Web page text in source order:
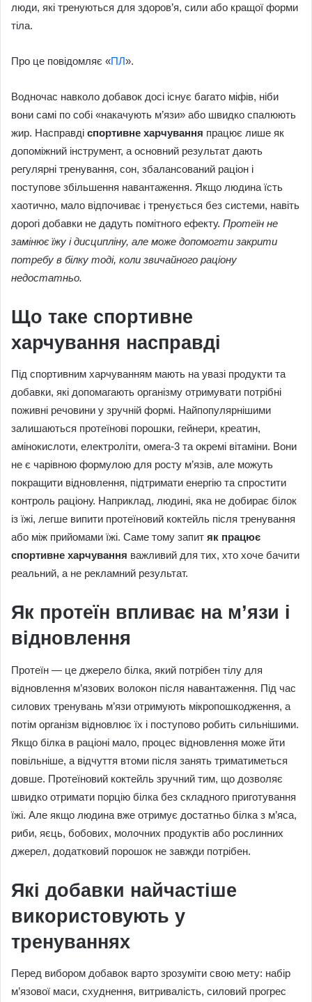
люди, які тренуються для здоров’я, сили або кращої форми
тіла.
Про це повідомляє «ПЛ».
Водночас навколо добавок досі існує багато міфів, ніби
вони самі по собі «накачують м’язи» або швидко спалюють
жир. Насправді спортивне харчування працює лише як
допоміжний інструмент, а основний результат дають
регулярні тренування, сон, збалансований раціон і
поступове збільшення навантаження. Якщо людина їсть
хаотично, мало відпочиває і тренується без системи, навіть
дорогі добавки не дадуть помітного ефекту. Протеїн не
замінює їжу і дисципліну, але може допомогти закрити
потребу в білку тоді, коли звичайного раціону
недостатньо.
Що таке спортивне
харчування насправді
Під спортивним харчуванням мають на увазі продукти та
добавки, які допомагають організму отримувати потрібні
поживні речовини у зручній формі. Найпопулярнішими
залишаються протеїнові порошки, гейнери, креатин,
амінокислоти, електроліти, омега-3 та окремі вітаміни. Вони
не є чарівною формулою для росту м’язів, але можуть
покращити відновлення, підтримати енергію та спростити
контроль раціону. Наприклад, людині, яка не добирає білок
із їжі, легше випити протеїновий коктейль після тренування
або між прийомами їжі. Саме тому запит як працює
спортивне харчування важливий для тих, хто хоче бачити
реальний, а не рекламний результат.
Як протеїн впливає на м’язи і
відновлення
Протеїн — це джерело білка, який потрібен тілу для
відновлення м’язових волокон після навантаження. Під час
силових тренувань м’язи отримують мікропошкодження, а
потім організм відновлює їх і поступово робить сильнішими.
Якщо білка в раціоні мало, процес відновлення може йти
повільніше, а відчуття втоми після занять триматиметься
довше. Протеїновий коктейль зручний тим, що дозволяє
швидко отримати порцію білка без складного приготування
їжі. Але якщо людина вже отримує достатньо білка з м’яса,
риби, яєць, бобових, молочних продуктів або рослинних
джерел, додатковий порошок не завжди потрібен.
Які добавки найчастіше
використовують у
тренуваннях
Перед вибором добавок варто зрозуміти свою мету: набір
м’язової маси, схуднення, витривалість, силовий прогрес